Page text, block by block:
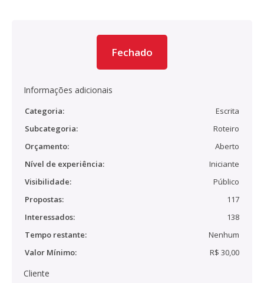
Fechado
Informações adicionais
Categoria:
Escrita
Subcategoria:
Roteiro
Orçamento:
Aberto
Nível de experiência:
Iniciante
Visibilidade:
Público
Propostas:
117
Interessados:
138
Tempo restante:
Nenhum
Valor Mínimo:
R$ 30,00
Cliente